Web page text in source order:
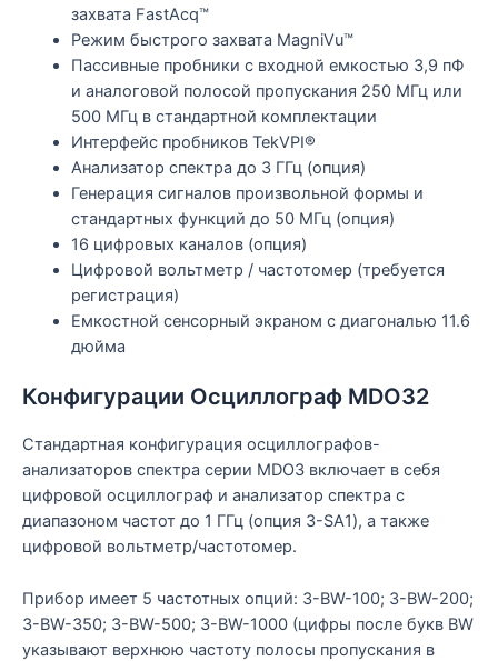
захвата FastAcq™
Режим быстрого захвата MagniVu™
Пассивные пробники с входной емкостью 3,9 пФ
и аналоговой полосой пропускания 250 МГц или
500 МГц в стандартной комплектации
Интерфейс пробников TekVPI®
Анализатор спектра до 3 ГГц (опция)
Генерация сигналов произвольной формы и
стандартных функций до 50 МГц (опция)
16 цифровых каналов (опция)
Цифровой вольтметр / частотомер (требуется
регистрация)
Емкостной сенсорный экраном с диагональю 11.6
дюйма
Конфигурации Осциллограф MDO32
Стандартная конфигурация осциллографов-
анализаторов спектра серии MDO3 включает в себя
цифровой осциллограф и анализатор спектра с
диапазоном частот до 1 ГГц (опция 3-SA1), а также
цифровой вольтметр/частотомер.
Прибор имеет 5 частотных опций: 3-BW-100; 3-BW-200;
3-BW-350; 3-BW-500; 3-BW-1000 (цифры после букв BW
указывают верхнюю частоту полосы пропускания в